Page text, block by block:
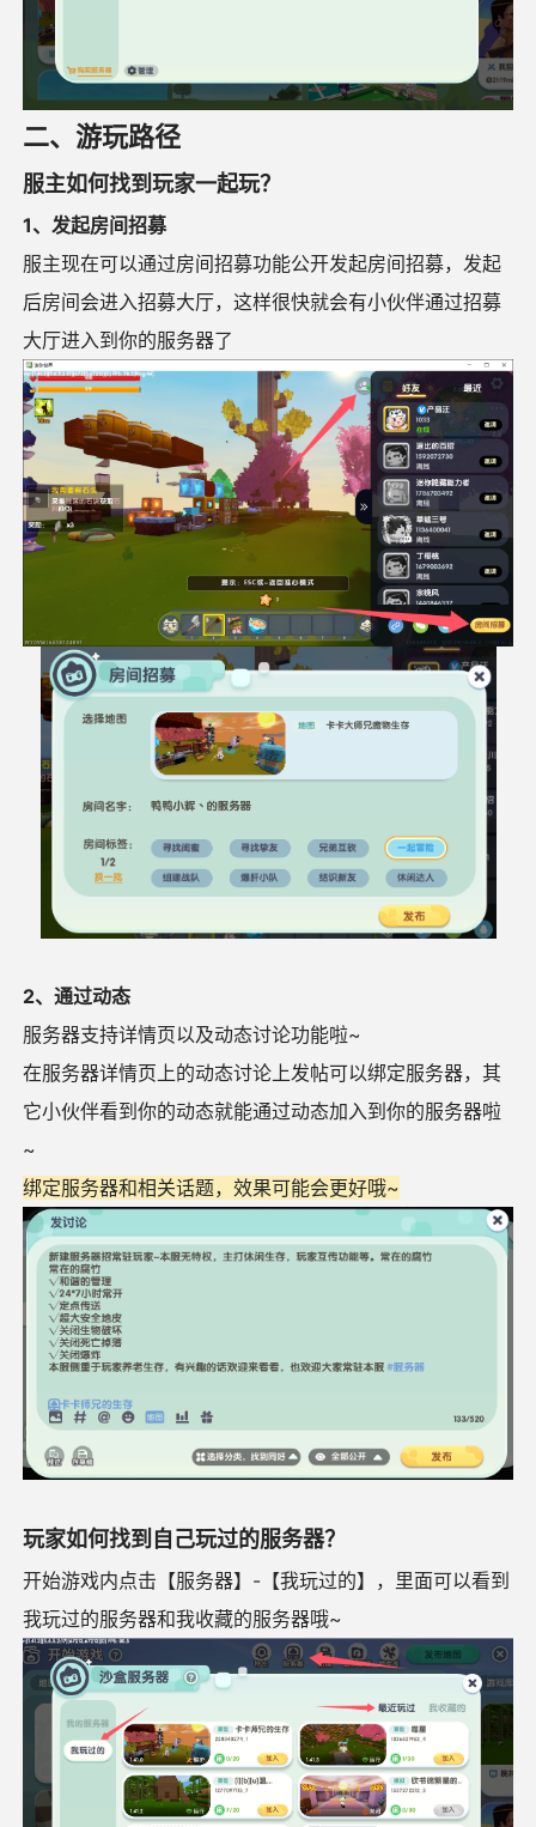
二、游玩路径
服主如何找到玩家一起玩？
1、发起房间招募
服主现在可以通过房间招募功能公开发起房间招募，发起
后房间会进入招募大厅，这样很快就会有小伙伴通过招募
大厅进入到你的服务器了
2、通过动态
服务器支持详情页以及动态讨论功能啦~
在服务器详情页上的动态讨论上发帖可以绑定服务器，其
它小伙伴看到你的动态就能通过动态加入到你的服务器啦
~
绑定服务器和相关话题，效果可能会更好哦~
玩家如何找到自己玩过的服务器？
开始游戏内点击【服务器】-【我玩过的】，里面可以看到
我玩过的服务器和我收藏的服务器哦~